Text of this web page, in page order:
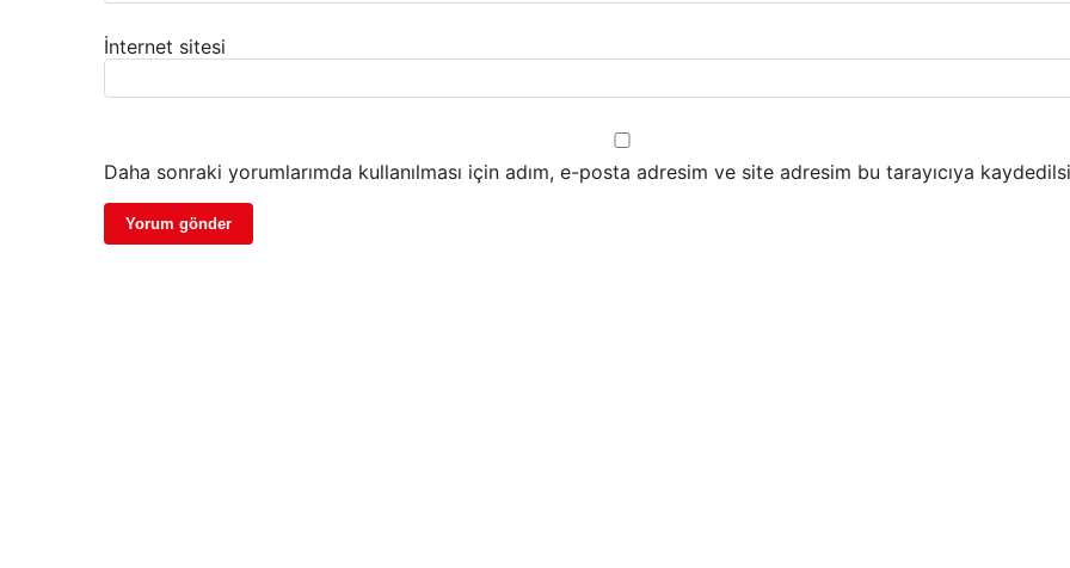
İnternet sitesi
Daha sonraki yorumlarımda kullanılması için adım, e-posta adresim ve site adresim bu tarayıcıya